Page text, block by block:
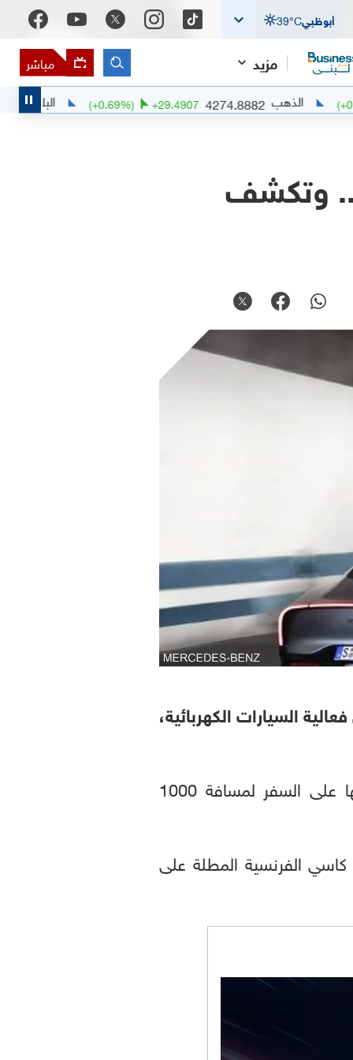
أبوظبي 39°C
مزيد مباشر
4274.8882
+29.4907
(+0.69%) البلاديوم 1378.49
وتكشف
السيارات الكهربائية،
الجديدة أثبتت قادرتها على السفر لمسافة 1000
كاسي الفرنسية المطلة على